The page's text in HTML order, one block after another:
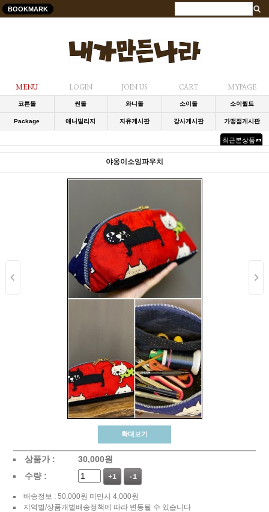
BOOKMARK
MENU LOGIN JOIN US CART MYPAGE
코튼돌 썬돌 와니돌 소이돌 소이퀼트
Package 애니빌리지 자유게시판 강사게시판 가맹점게시판
최근본상품
야옹이소잉파우치
확대보기
상품가 : 30,000원
수량 :
+1 -1
배송정보 : 50,000원 미만시 4,000원
지역별/상품개별배송정책에 따라 변동될 수 있습니다